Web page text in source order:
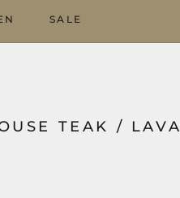
SALE
TEAK / LAVA